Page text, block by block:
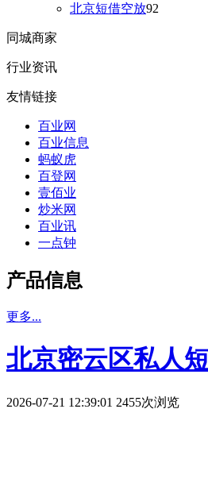
北京短借空放92
同城商家
行业资讯
友情链接
百业网
百业信息
蚂蚁虎
百登网
壹佰业
炒米网
百业讯
一点钟
产品信息
更多...
北京密云区私人
2026-07-21 12:39:01 2455次浏览